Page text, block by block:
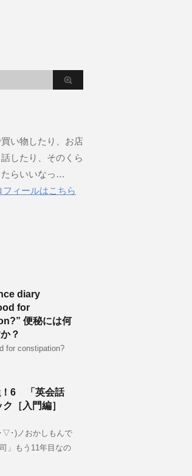
い物したり、お店
したり、そのくら
たらいいなっ…
フィールはこちら
diary
for
便秘には何
？
for constipation?
！6 「英会話
［入門編］
▽･)ノおかしもんで
」もう11年目なの